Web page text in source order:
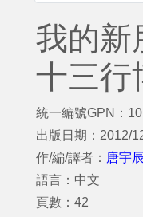
我的新
十三行
統一編號GPN：
出版日期：2012/
作/編/譯者： 唐宇辰
語言：中文
頁數：42